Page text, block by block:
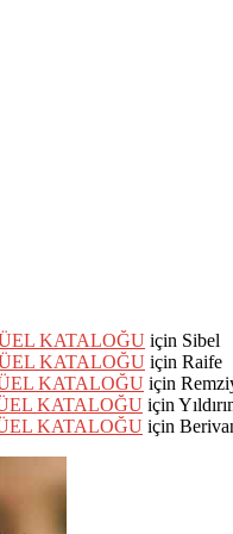
KATALOĞU için Sibel
KATALOĞU için Raife
KATALOĞU için
KATALOĞU için
KATALOĞU için